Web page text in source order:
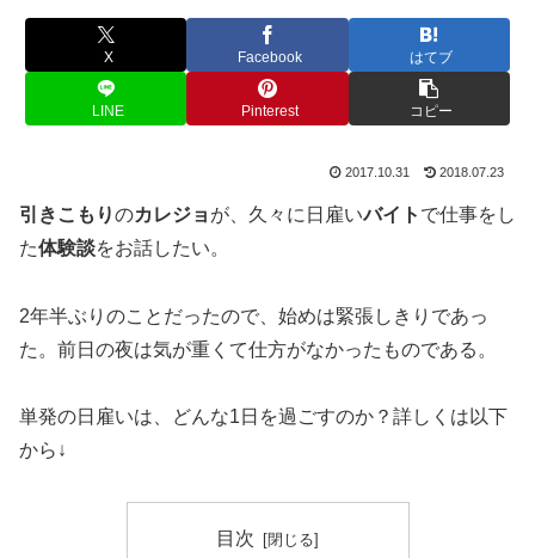
X Facebook はてブ
LINE Pinterest コピー
2017.10.31 2018.07.23
引きこもりのカレジョ が、久々に日雇いバイト で仕事をし
た体験談をお話したい。
2年半ぶりのことだったので、始めは緊張しきりであっ
た。前日の夜は気が重くて仕方がなかったものである。
単発の日雇いは、どんな1日を過ごすのか？詳しくは以下
から↓
目次